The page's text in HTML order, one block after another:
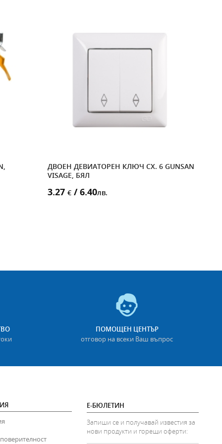
ДВОЕН ДЕВИАТОРЕН КЛЮЧ СХ. 6 GUNSAN
VISAGE, БЯЛ
3.27 € / 6.40лв.
ПОМОЩЕН ЦЕНТЪР
отговор на всеки Ваш въпрос
Е-БЮЛЕТИН
Запиши се и получавай известия за
нови продукти и горещи оферти: